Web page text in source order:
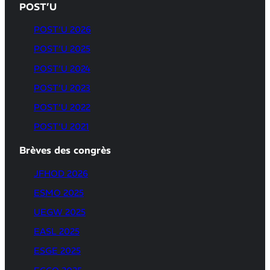
POST’U
POST’U 2026
POST’U 2025
POST’U 2024
POST’U 2023
POST’U 2022
POST’U 2021
Brèves des congrès
JFHOD 2026
ESMO 2025
UEGW 2025
EASL 2025
ESGE 2025